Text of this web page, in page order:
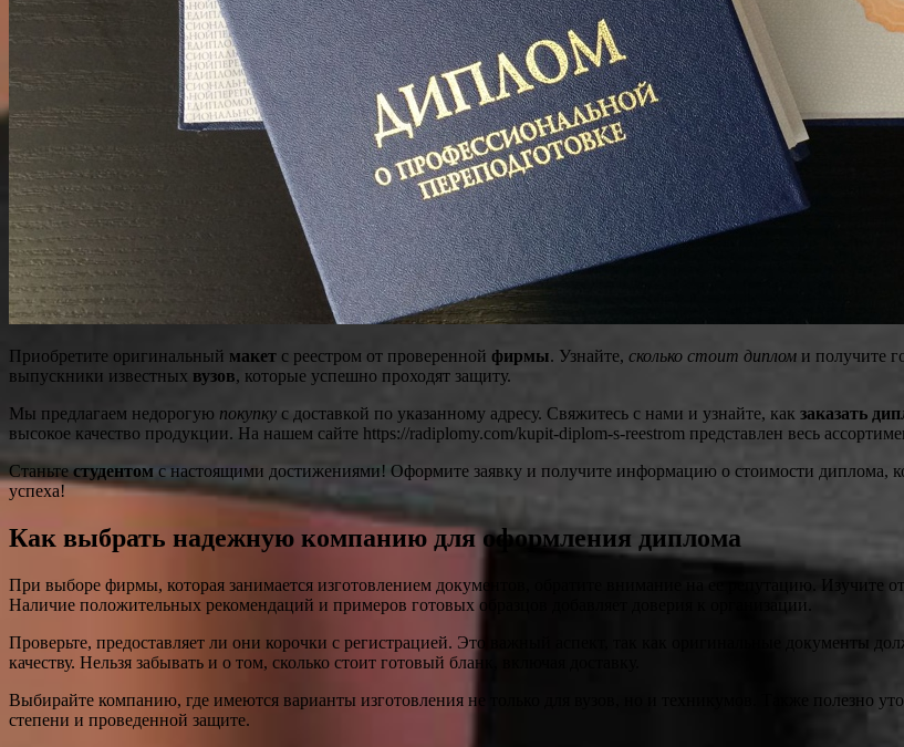
Приобретите оригинальный макет с реестром от проверенной фирмы. Узнайте, сколько стоит диплом и получите
выпускники известных вузов, которые успешно проходят защиту.
Мы предлагаем недорогую покупку с доставкой по указанному адресу. Свяжитесь с нами и узнайте, как заказать
высокое качество продукции. На нашем сайте https://radiplomy.com/kupit-diplom-s-reestrom представлен весь
Станьте студентом с настоящими достижениями! Оформите заявку и получите информацию о стоимости диплома,
успеха!
Как выбрать надежную компанию для оформления диплома
При выборе фирмы, которая занимается изготовлением документов, обратите внимание на ее репутацию. Изучите
Наличие положительных рекомендаций и примеров готовых образцов добавляет доверия к организации.
Проверьте, предоставляет ли они корочки с регистрацией. Это важный аспект, так как оригинальные документы
качеству. Нельзя забывать и о том, сколько стоит готовый бланк, включая доставку.
Выбирайте компанию, где имеются варианты изготовления не только для вузов, но и техникумов. Также полезно
степени и проведенной защите.